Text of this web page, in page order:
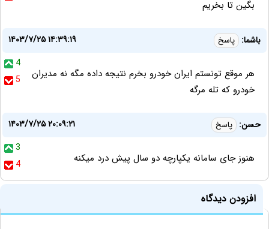
بگین تا بخریم
باشما: پاسخ
۱۴۰۳/۷/۲۵ ۱۴:۳۹:۱۹
4
5
هر موقع تونستم ایران خودرو بخرم نتیجه داده مگه نه مدیران
خودرو که تله مرگه
حسن: پاسخ
۱۴۰۳/۷/۲۵ ۲۰:۰۹:۲۱
3
4
هنوز جای سامانه یکپارچه دو سال پیش درد میکنه
افزودن دیدگاه